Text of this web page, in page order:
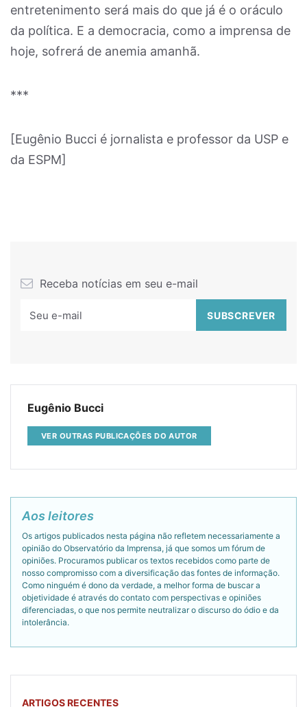
entretenimento será mais do que já é o oráculo
da política. E a democracia, como a imprensa de
hoje, sofrerá de anemia amanhã.
***
[Eugênio Bucci é jornalista e professor da USP e
da ESPM]
Receba notícias em seu e-mail
Eugênio Bucci
VER OUTRAS PUBLICAÇÕES DO AUTOR
Aos leitores
Os artigos publicados nesta página não refletem necessariamente a
opinião do Observatório da Imprensa, já que somos um fórum de
opiniões. Procuramos publicar os textos recebidos como parte de
nosso compromisso com a diversificação das fontes de informação.
Como ninguém é dono da verdade, a melhor forma de buscar a
objetividade é através do contato com perspectivas e opiniões
diferenciadas, o que nos permite neutralizar o discurso do ódio e da
intolerância.
ARTIGOS RECENTES